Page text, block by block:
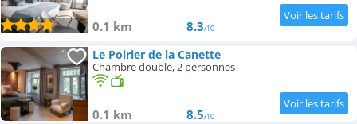
0.1 km 8.3/10
Le Poirier de la Canette
Chambre double, 2 personnes
0.1 km 8.5/10